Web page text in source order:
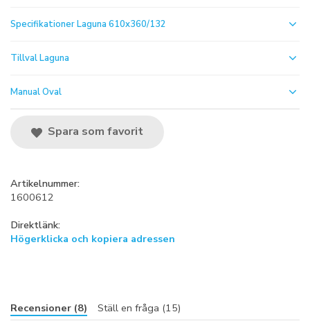
Specifikationer Laguna 610x360/132
Tillval Laguna
Manual Oval
Spara som favorit
Artikelnummer:
1600612
Direktlänk:
Högerklicka och kopiera adressen
Recensioner (8) Ställ en fråga (15)